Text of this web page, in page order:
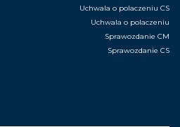
Uchwala o polaczeniu CS
Uchwala o polaczeniu
Sprawozdanie CM
Sprawozdanie CS